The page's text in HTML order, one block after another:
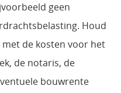
geen
Houd
de kosten voor het
de notaris, de
bouwrente